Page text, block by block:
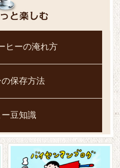
ヒーの淹れ方
保存方法
豆知識